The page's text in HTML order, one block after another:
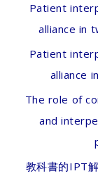
Patient
alliance in
Patient
alliance
The role of
and
教科書的IPT